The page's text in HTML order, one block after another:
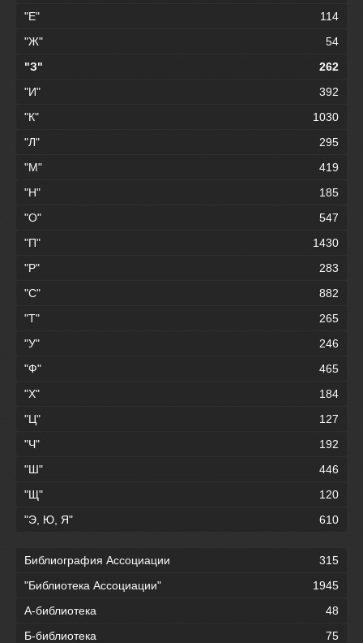
"Е"
114
"Ж"
54
"З"
262
"И"
392
"К"
1030
"Л"
295
"М"
419
"Н"
185
"О"
547
"П"
1430
"Р"
283
"С"
882
"Т"
265
"У"
246
"Ф"
465
"Х"
184
"Ц"
127
"Ч"
192
"Ш"
446
"Щ"
120
"Э, Ю, Я"
610
Библиография Ассоциации
315
"Библиотека Ассоциации"
1945
А-библиотека
48
Б-библиотека
75